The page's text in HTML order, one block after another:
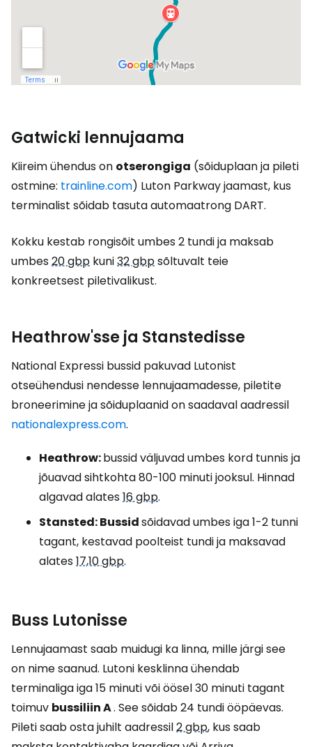
Gatwicki lennujaama
Kiireim ühendus on otserongiga (sõiduplaan ja pileti
ostmine: trainline.com) Luton Parkway jaamast, kus
terminalist sõidab tasuta automaatrong DART.
Kokku kestab rongisõit umbes 2 tundi ja maksab
umbes20 gbp kuni32 gbpsõltuvalt teie
konkreetsest piletivalikust.
Heathrow'sse ja Stanstedisse
National Expressi bussid pakuvad Lutonist
otseühendusi nendesse lennujaamadesse, piletite
broneerimine ja sõiduplaanid on saadaval aadressil
nationalexpress.com.
Heathrow:bussid väljuvad umbes kord tunnis ja
jõuavad sihtkohta 80-100 minuti jooksul. Hinnad
algavad alates16 gbp.
Stansted:Bussidsõidavad umbes iga 1-2 tunni
tagant, kestavad poolteist tundi ja maksavad
alates17,10 gbp.
Buss Lutonisse
Lennujaamast saab muidugi ka linna, mille järgi see
on nime saanud. Lutoni kesklinna ühendab
terminaliga iga 15 minuti või öösel 30 minuti tagant
toimuv bussiliin A. See sõidab 24 tundi ööpäevas.
Pileti saab osta juhilt aadressil2 gbp, kus saab